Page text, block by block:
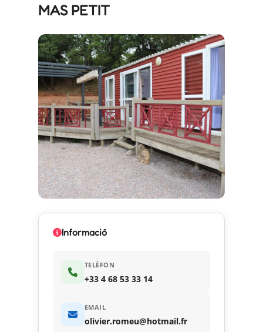
MAS PETIT
Informació
TELÈFON
+33 4 68 53 33 14
EMAIL
olivier.romeu@hotmail.fr